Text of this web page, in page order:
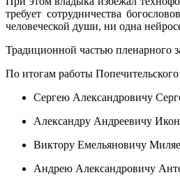
требует сотрудничества
человеческой души, ни одна
Традиционной частью пленарного
По итогам работы
Сергею Александровичу
Александру Андреевичу
Виктору Емельяновичу
Андрею Александровичу